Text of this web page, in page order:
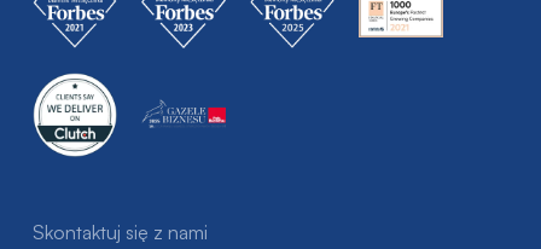
Skontaktuj się z nami